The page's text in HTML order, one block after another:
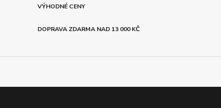
VÝHODNÉ CENY
DOPRAVA ZDARMA NAD 13 000 KČ